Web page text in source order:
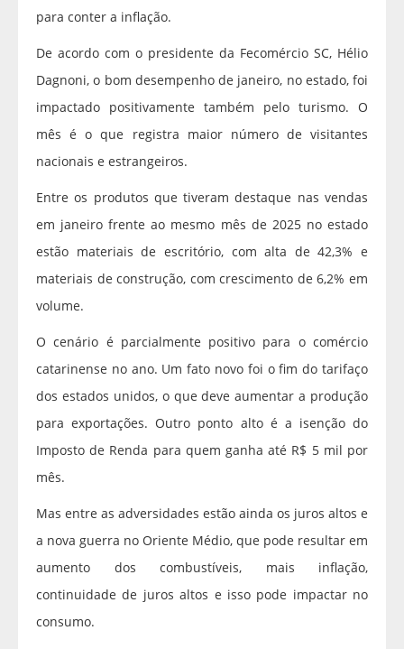
para conter a inflação.
De acordo com o presidente da Fecomércio SC, Hélio
Dagnoni, o bom desempenho de janeiro, no estado, foi
impactado positivamente também pelo turismo. O
mês é o que registra maior número de visitantes
nacionais e estrangeiros.
Entre os produtos que tiveram destaque nas vendas
em janeiro frente ao mesmo mês de 2025 no estado
estão materiais de escritório, com alta de 42,3% e
materiais de construção, com crescimento de 6,2% em
volume.
O cenário é parcialmente positivo para o comércio
catarinense no ano. Um fato novo foi o fim do tarifaço
dos estados unidos, o que deve aumentar a produção
para exportações. Outro ponto alto é a isenção do
Imposto de Renda para quem ganha até R$ 5 mil por
mês.
Mas entre as adversidades estão ainda os juros altos e
a nova guerra no Oriente Médio, que pode resultar em
aumento dos combustíveis, mais inflação,
continuidade de juros altos e isso pode impactar no
consumo.